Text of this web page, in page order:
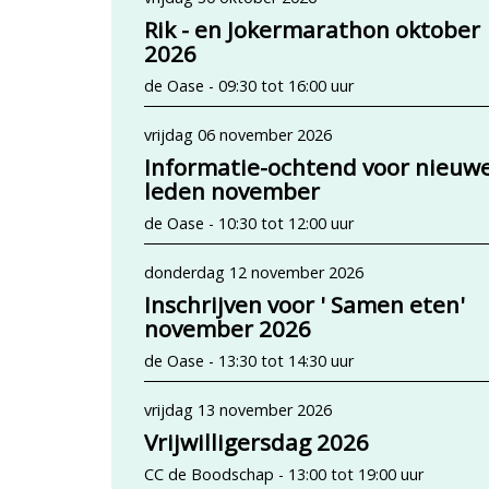
Rik - en Jokermarathon oktober
2026
de Oase - 09:30 tot 16:00 uur
vrijdag 06 november 2026
Informatie-ochtend voor
leden november
de Oase - 10:30 tot 12:00 uur
donderdag 12 november 2026
Inschrijven voor ' Samen eten'
november 2026
de Oase - 13:30 tot 14:30 uur
vrijdag 13 november 2026
Vrijwilligersdag 2026
CC de Boodschap - 13:00 tot 19:00 uur